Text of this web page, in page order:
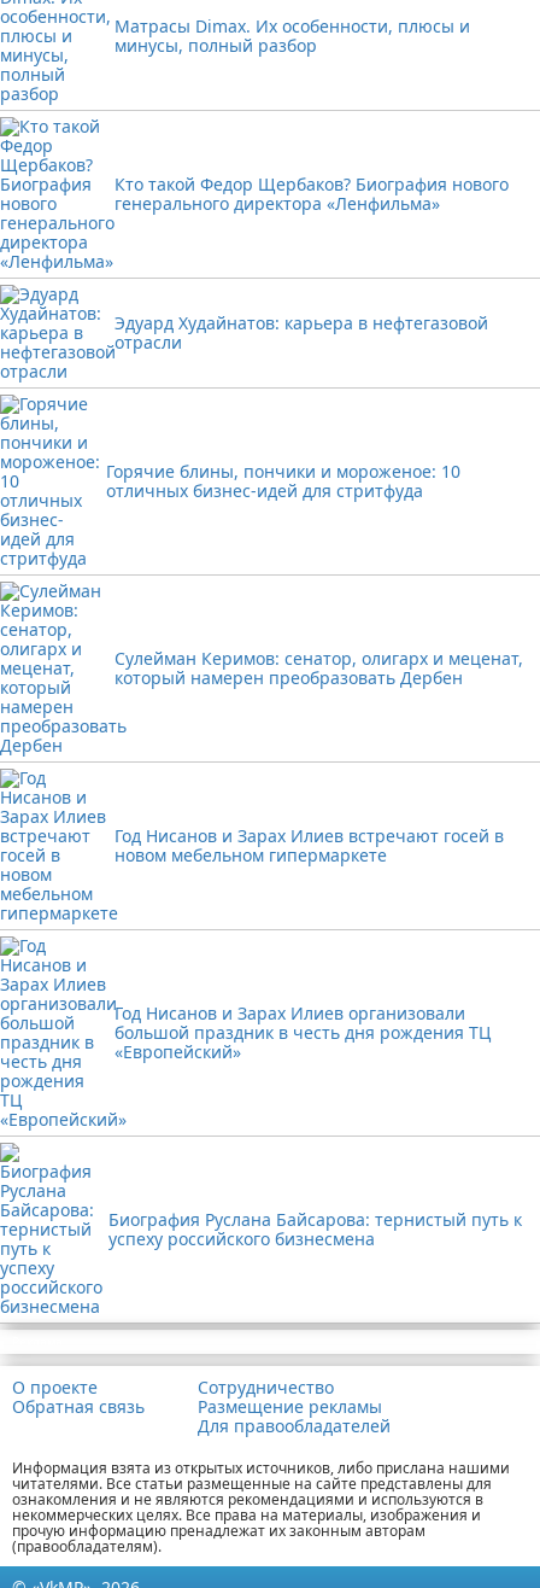
Матрасы Dimax. Их особенности, плюсы и
минусы, полный разбор
Кто такой Федор Щербаков? Биография нового
генерального директора «Ленфильма»
Эдуард Худайнатов: карьера в нефтегазовой
отрасли
Горячие блины, пончики и мороженое: 10
отличных бизнес-идей для стритфуда
Сулейман Керимов: сенатор, олигарх и меценат,
который намерен преобразовать Дербен
Год Нисанов и Зарах Илиев встречают госей в
новом мебельном гипермаркете
Год Нисанов и Зарах Илиев организовали
большой праздник в честь дня рождения ТЦ
«Европейский»
Биография Руслана Байсарова: тернистый путь к
успеху российского бизнесмена
О проекте
Обратная связь
Сотрудничество
Размещение рекламы
Для правообладателей
Информация взята из открытых источников, либо прислана нашими
читателями. Все статьи размещенные на сайте представлены для
ознакомления и не являются рекомендациями и используются в
некоммерческих целях. Все права на материалы, изображения и
прочую информацию пренадлежат их законным авторам
(правообладателям).